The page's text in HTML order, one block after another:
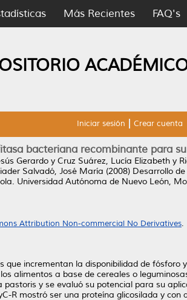
Más Recientes FAQ's
Iniciar sesión Crear cuenta
bacteriana recombinante para
Gerardo y Cruz Suárez, Lucía Elizabeth y
Salvadó, José María (2008) Desarrollo
Universidad Autónoma de Nuevo León,
Attribution Non-commercial No Derivatives.
incrementan la disponibilidad de
alimentos a base de cereales o
pastoris y se evaluó su potencial para su
R mostró ser una proteína glicosilada y